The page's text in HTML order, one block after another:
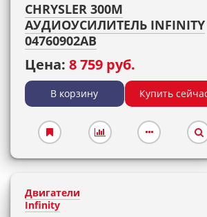
CHRYSLER 300M
АУДИОУСИЛИТЕЛЬ INFINITY
04760902AB
Цена: 8 759 руб.
В корзину Купить
Двигатели
Infinity